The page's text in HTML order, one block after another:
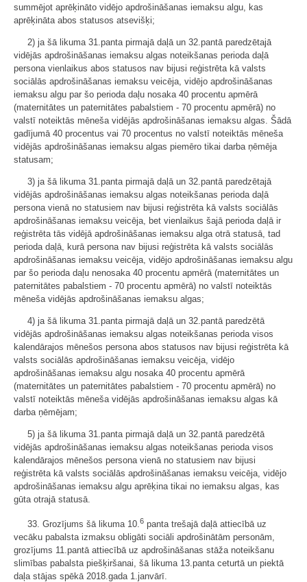
summējot aprēķināto vidējo apdrošināšanas iemaksu algu, kas
aprēķināta abos statusos atsevišķi;
2) ja šā likuma 31.panta pirmajā daļā un 32.pantā paredzētajā
vidējās apdrošināšanas iemaksu algas noteikšanas perioda daļā
persona vienlaikus abos statusos nav bijusi reģistrēta kā valsts
sociālās apdrošināšanas iemaksu veicēja, vidējo apdrošināšanas
iemaksu algu par šo perioda daļu nosaka 40 procentu apmērā
(maternitātes un paternitātes pabalstiem - 70 procentu apmērā) no
valstī noteiktās mēneša vidējās apdrošināšanas iemaksu algas. Šādā
gadījumā 40 procentus vai 70 procentus no valstī noteiktās mēneša
vidējās apdrošināšanas iemaksu algas piemēro tikai darba ņēmēja
statusam;
3) ja šā likuma 31.panta pirmajā daļā un 32.pantā paredzētajā
vidējās apdrošināšanas iemaksu algas noteikšanas perioda daļā
persona vienā no statusiem nav bijusi reģistrēta kā valsts sociālās
apdrošināšanas iemaksu veicēja, bet vienlaikus šajā perioda daļā ir
reģistrēta tās vidējā apdrošināšanas iemaksu alga otrā statusā, tad
perioda daļā, kurā persona nav bijusi reģistrēta kā valsts sociālās
apdrošināšanas iemaksu veicēja, vidējo apdrošināšanas iemaksu algu
par šo perioda daļu nenosaka 40 procentu apmērā (maternitātes un
paternitātes pabalstiem - 70 procentu apmērā) no valstī noteiktās
mēneša vidējās apdrošināšanas iemaksu algas;
4) ja šā likuma 31.panta pirmajā daļā un 32.pantā paredzētā
vidējās apdrošināšanas iemaksu algas noteikšanas perioda visos
kalendārajos mēnešos persona abos statusos nav bijusi reģistrēta kā
valsts sociālās apdrošināšanas iemaksu veicēja, vidējo
apdrošināšanas iemaksu algu nosaka 40 procentu apmērā
(maternitātes un paternitātes pabalstiem - 70 procentu apmērā) no
valstī noteiktās mēneša vidējās apdrošināšanas iemaksu algas kā
darba ņēmējam;
5) ja šā likuma 31.panta pirmajā daļā un 32.pantā paredzētā
vidējās apdrošināšanas iemaksu algas noteikšanas perioda visos
kalendārajos mēnešos persona vienā no statusiem nav bijusi
reģistrēta kā valsts sociālās apdrošināšanas iemaksu veicēja, vidējo
apdrošināšanas iemaksu algu aprēķina tikai no iemaksu algas, kas
gūta otrajā statusā.
33. Grozījums šā likuma 10. 6 panta trešajā daļā attiecībā uz
vecāku pabalsta izmaksu obligāti sociāli apdrošinātām personām,
grozījums 11.pantā attiecībā uz apdrošināšanas stāža noteikšanu
slimības pabalsta piešķiršanai, šā likuma 13.panta ceturtā un piektā
daļa stājas spēkā 2018.gada 1.janvārī.